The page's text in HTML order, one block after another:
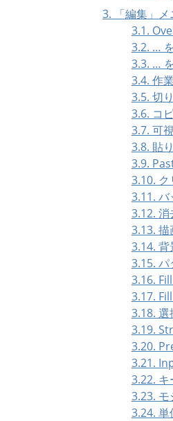
3.
「編集 」
3.1.
3.2. …
3.3. …
3.4. 作
3.5. 切
3.6. コ
3.7. 可
3.8. 貼
3.9.
3.10.
3.11.
3.12. 消
3.13.
3.14.
3.15.
3.16.
3.17.
3.18. 選
3.19.
3.20.
3.21.
3.22. キ
3.23.
3.24.